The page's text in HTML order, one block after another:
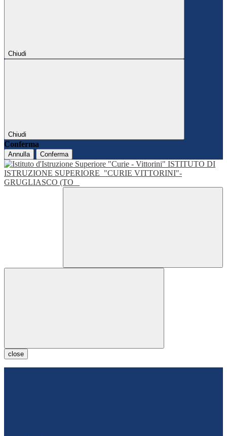
Chiudi
Chiudi
Conferma
Annulla Conferma
ISTITUTO DI
ISTRUZIONE SUPERIORE "CURIE VITTORINI"-
GRUGLIASCO (TO
close